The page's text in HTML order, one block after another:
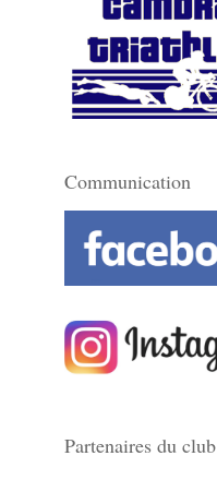
Communication
Partenaires du club